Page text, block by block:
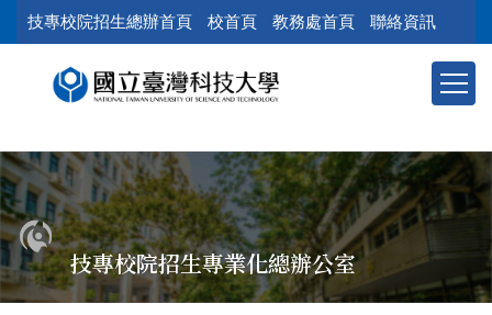
到
容
區
塊
技專校院招生總辦首頁 校首頁 教務處首頁 聯絡資訊
技專校院招生專業化總辦公室